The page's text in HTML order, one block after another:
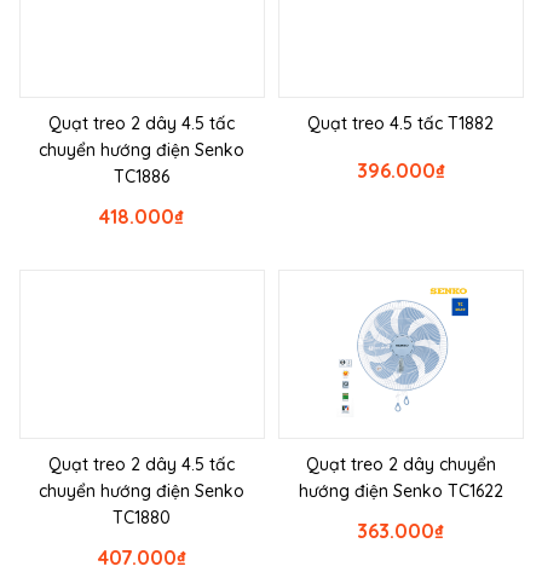
Quạt treo 2 dây 4.5 tấc
chuyển hướng điện Senko
TC1886
₫
418.000
Quạt treo 4.5 tấc T1882
₫
396.000
Quạt treo 2 dây 4.5 tấc
chuyển hướng điện Senko
TC1880
₫
407.000
Quạt treo 2 dây chuyển
hướng điện Senko TC1622
₫
363.000